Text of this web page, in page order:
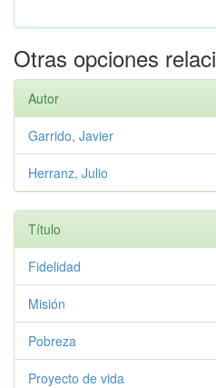
Otras opciones
Autor
Garrido, Javier
Herranz, Julio
Título
Fidelidad
Misión
Pobreza
Proyecto de vida